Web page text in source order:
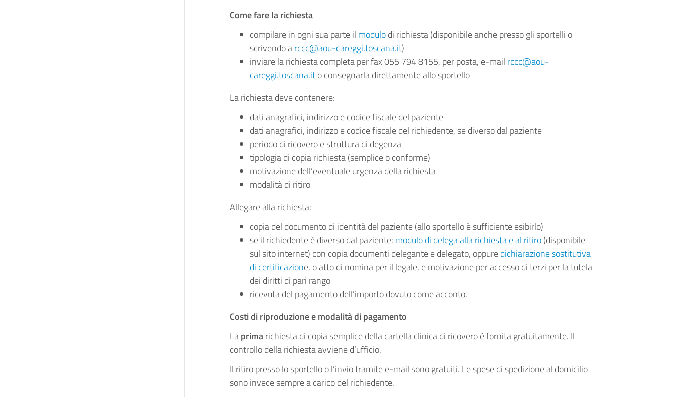
Come fare la richiesta
compilare in ogni sua parte il modulodi richiesta (disponibile anche presso gli sportelli o
scrivendo arccc@aou-careggi.toscana.it)
inviare la richiesta completa per fax 055 794 8155, per posta, e-mail rccc@aou-
careggi.toscana.ito consegnarla direttamente allo sportello
La richiesta deve contenere:
dati anagrafici, indirizzo e codice fiscale del paziente
dati anagrafici, indirizzo e codice fiscale del richiedente, se diverso dal paziente
periodo di ricovero e struttura di degenza
tipologia di copia richiesta (semplice o conforme)
motivazione dell’eventuale urgenza della richiesta
modalità di ritiro
Allegare alla richiesta:
copia del documento di identità del paziente (allo sportello è sufficiente esibirlo)
se il richiedente è diverso dal paziente: modulo di delega alla richiesta e al ritiro(disponibile
sul sito internet) con copia documenti delegante e delegato, oppuredichiarazione sostitutiva
di certificazione, o atto di nomina per il legale, e motivazione per accesso di terzi per la tutela
dei diritti di pari rango
ricevuta del pagamento dell’importo dovuto come acconto.
Costi di riproduzione e modalità di pagamento
Laprimarichiesta di copia semplice della cartella clinica di ricovero è fornita gratuitamente. Il
controllo della richiesta avviene d’ufficio.
Il ritiro presso lo sportello o l’invio tramite e-mail sono gratuiti. Le spese di spedizione al domicilio
sono invece sempre a carico del richiedente.